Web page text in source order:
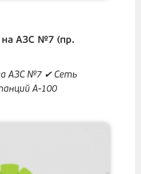
на АЗС №7 (пр.
АЗС №7 ✔ Сеть
А-100